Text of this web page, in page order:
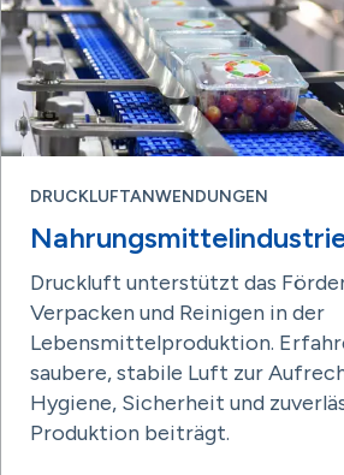
DRUCKLUFTANWENDUNGEN
Druckluft unterstützt das
Verpacken und Reinigen in der
Lebensmittelproduktion.
saubere, stabile Luft zur
Hygiene, Sicherheit und
Produktion beiträgt.